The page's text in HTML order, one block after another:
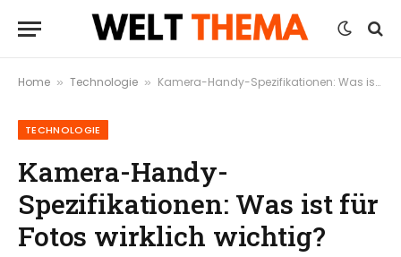
Home » Technologie » Kamera-Handy-Spezifikationen: Was ist für Fotos wirklich wichtig?
TECHNOLOGIE
Kamera-Handy-
Spezifikationen: Was ist für
Fotos wirklich wichtig?